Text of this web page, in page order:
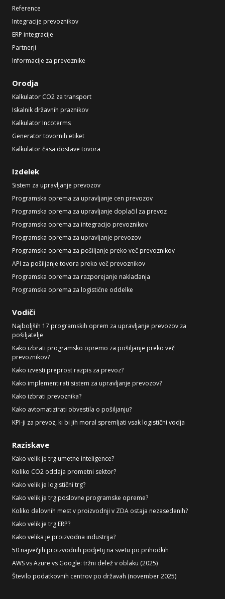
Reference
Integracije prevoznikov
ERP integracije
Partnerji
Informacije za prevoznike
Orodja
Kalkulator CO2 za transport
Iskalnik državnih praznikov
Kalkulator Incoterms
Generator tovornih etiket
Kalkulator časa dostave tovora
Izdelek
Sistem za upravljanje prevozov
Programska oprema za upravljanje cen prevozov
Programska oprema za upravljanje doplačil za prevoz
Programska oprema za integracijo prevoznikov
Programska oprema za upravljanje prevozov
Programska oprema za pošiljanje preko več prevoznikov
API za pošiljanje tovora preko več prevoznikov
Programska oprema za razporejanje nakladanja
Programska oprema za logistične oddelke
Vodiči
Najboljših 17 programskih oprem za upravljanje prevozov za
pošiljatelje
Kako izbrati programsko opremo za pošiljanje preko več
prevoznikov?
Kako izvesti preprost razpis za prevoz?
Kako implementirati sistem za upravljanje prevozov?
Kako izbrati prevoznika?
Kako avtomatizirati obvestila o pošiljanju?
KPI-ji za prevoz, ki bi jih moral spremljati vsak logistični vodja
Raziskave
Kako velik je trg umetne inteligence?
Koliko CO2 oddaja prometni sektor?
Kako velik je logistični trg?
Kako velik je trg poslovne programske opreme?
Koliko delovnih mest v proizvodnji v ZDA ostaja nezasedenih?
Kako velik je trg ERP?
Kako velika je proizvodna industrija?
50 največjih proizvodnih podjetij na svetu po prihodkih
AWS vs Azure vs Google: tržni delež v oblaku (2025)
Število podatkovnih centrov po državah (november 2025)